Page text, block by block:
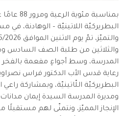
بمناسبة
البطريركيّة اللاتينيّة – الوهادنة،
والثلاثين من طلبة الصف السادس
المدرسة، وسط أجواءٍ مفعمة بالفخر
رعاية قدس الأب الدكتور فراس
البطريركيّة اللّاتينيّة، وبمشاركة راعي
ومديرة المدرسة السيدة إيمان مدانات.
الإنجاز المميّز، ونتمنّى لهم مستقبلًا